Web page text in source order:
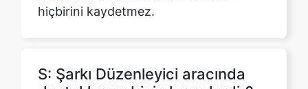
S: Şarkı Düzenleyici aracında
Düzenleyicimiz mevcut tüm ses